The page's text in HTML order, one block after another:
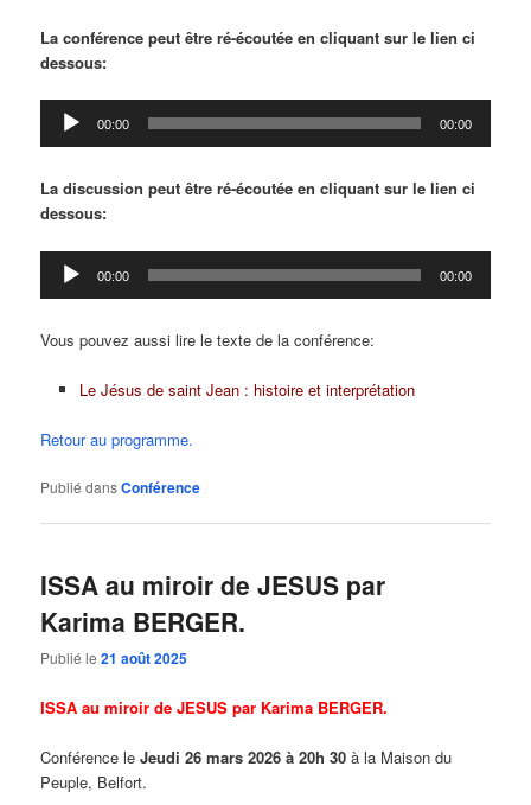
La conférence peut être ré-écoutée en cliquant sur le lien ci
dessous:
Lecteur
audio
00:00 00:00
La discussion peut être ré-écoutée en cliquant sur le lien ci
dessous:
Lecteur
audio
00:00 00:00
Vous pouvez aussi lire le texte de la conférence:
Le Jésus de saint Jean : histoire et interprétation
Retour au programme.
Publié dansConférence
ISSA au miroir de JESUS par
Karima BERGER.
Publié le21 août 2025
ISSA au miroir de JESUS par Karima BERGER.
Conférence leJeudi 26 mars 2026 à 20h 30 à la Maison du
Peuple, Belfort.